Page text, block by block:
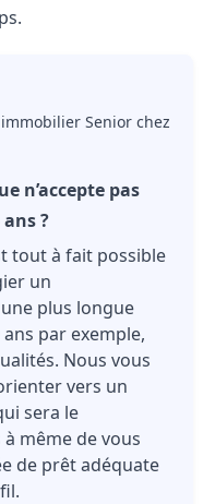
Senior chez
n’accepte pas
?
tout à fait possible
un
plus longue
par exemple,
Nous vous
vers un
sera le
même de vous
de prêt adéquate